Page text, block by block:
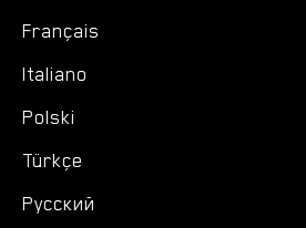
Français
Italiano
Polski
Türkçe
Русский